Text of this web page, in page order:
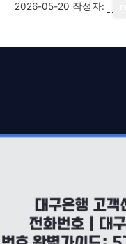
2026-05-20 작성자: